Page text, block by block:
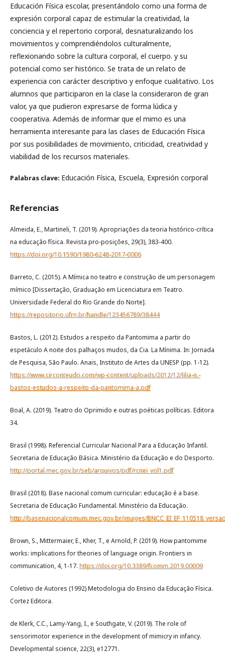
Educación Física escolar, presentándolo como una forma de
expresión corporal capaz de estimular la creatividad, la
conciencia y el repertorio corporal, desnaturalizando los
movimientos y comprendiéndolos culturalmente,
reflexionando sobre la cultura corporal, el cuerpo. y su
potencial como ser histórico. Se trata de un relato de
experiencia con carácter descriptivo y enfoque cualitativo. Los
alumnos que participaron en la clase la consideraron de gran
valor, ya que pudieron expresarse de forma lúdica y
cooperativa. Además de informar que el mimo es una
herramienta interesante para las clases de Educación Física
por sus posibilidades de movimiento, criticidad, creatividad y
viabilidad de los recursos materiales.
Palabras clave: Educación Física, Escuela, Expresión corporal
Referencias
Almeida, E., Martineli, T. (2019). Apropriações da teoria histórico-crítica
na educação física. Revista pro-posições, 29(3), 383-400.
https://doi.org/10.1590/1980-6248-2017-0006
Barreto, C. (2015). A Mímica no teatro e construção de um personagem
mímico [Dissertação, Graduação em Licenciatura em Teatro.
Universidade Federal do Rio Grande do Norte].
https://repositorio.ufrn.br/handle/123456789/38444
Bastos, L. (2012). Estudos a respeito da Pantomima a partir do
espetáculo A noite dos palhaços mudos, da Cia. La Mínima. In: Jornada
de Pesquisa, São Paulo. Anais, Instituto de Artes da UNESP (pp. 1-12).
https://www.circonteudo.com/wp-content/uploads/2012/12/lilia-n.-
bastos-estudos-a-respeito-da-pantomima-a.pdf
Boal, A. (2019). Teatro do Oprimido e outras poéticas políticas. Editora
34.
Brasil (1998). Referencial Curricular Nacional Para a Educação Infantil.
Secretaria de Educação Básica. Ministério da Educação e do Desporto.
http://portal.mec.gov.br/seb/arquivos/pdf/rcnei_vol1.pdf
Brasil (2018). Base nacional comum curricular: educação é a base.
Secretaria de Educação Fundamental. Ministério da Educação.
http://basenacionalcomum.mec.gov.br/images/
Brown, S., Mittermaier, E., Kher, T., e Arnold, P. (2019). How pantomime
works: implications for theories of language origin. Frontiers in
communication, 4, 1-17. https://doi.org/10.3389/fcomm.2019.00009
Coletivo de Autores (1992) Metodologia do Ensino da Educação Física.
Cortez Editora.
de Klerk, C.C., Lamy-Yang, I., e Southgate, V. (2019). The role of
sensorimotor experience in the development of mimicry in infancy.
Developmental science, 22(3), e12771.